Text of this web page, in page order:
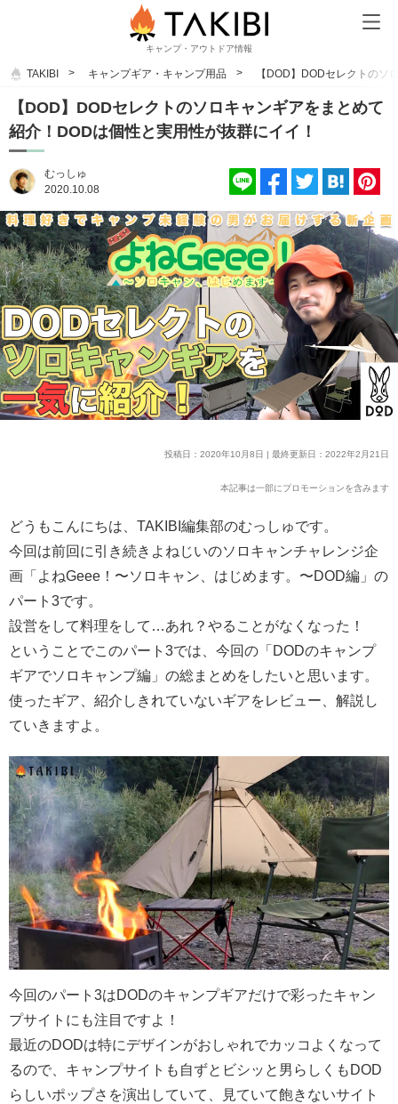
キャンプ・アウトドア情報
TAKIBI キャンプギア・キャンプ用品 【DOD】DODセレクトの
【DOD】DODセレクトのソロキャンギアをまとめて
紹介！DODは個性と実用性が抜群にイイ！
むっしゅ
2020.10.08
投稿日：2020年10月8日 | 最終更新日：2022年2月21日
本記事は一部にプロモーションを含みます
どうもこんにちは、TAKIBI編集部のむっしゅです。
今回は前回に引き続きよねじいのソロキャンチャレンジ企
画「よねGeee！〜ソロキャン、はじめます。〜DOD編」の
パート3です。
設営をして料理をして…あれ？やることがなくなった！
ということでこのパート3では、今回の「DODのキャンプ
ギアでソロキャンプ編」の総まとめをしたいと思います。
使ったギア、紹介しきれていないギアをレビュー、解説し
ていきますよ。
今回のパート3はDODのキャンプギアだけで彩ったキャン
プサイトにも注目ですよ！
最近のDODは特にデザインがおしゃれでカッコよくなって
るので、キャンプサイトも自ずとビシッと男らしくもDOD
らしいポップさを演出していて、見ていて飽きないサイト